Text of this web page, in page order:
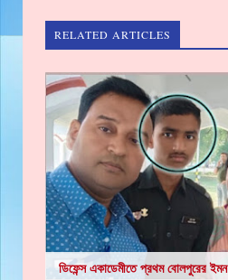
RELATED ARTICLES
ডিফেন্স একাডেমীতে প্রথম বোলপুরের ইমন